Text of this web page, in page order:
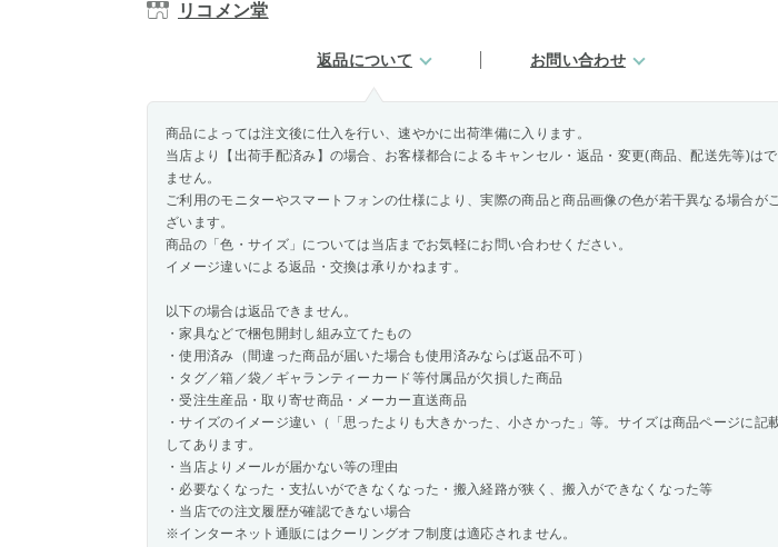
リコメン堂
返品について お問い合わせ
商品によっては注文後に仕入を行い、速やかに出荷準備に入ります。
当店より【出荷手配済み】の場合、お客様都合によるキャンセル・返品・変更(商品、配送先等)はで
ません。
ご利用のモニターやスマートフォンの仕様により、実際の商品と商品画像の色が若干異なる場合が
ざいます。
商品の「色・サイズ」については当店までお気軽にお問い合わせください。
イメージ違いによる返品・交換は承りかねます。
以下の場合は返品できません。
・家具などで梱包開封し組み立てたもの
・使用済み（間違った商品が届いた場合も使用済みならば返品不可）
・タグ／箱／袋／ギャランティーカード等付属品が欠損した商品
・受注生産品・取り寄せ商品・メーカー直送商品
・サイズのイメージ違い（「思ったよりも大きかった、小さかった」等。サイズは商品ページに記
してあります。
・当店よりメールが届かない等の理由
・必要なくなった・支払いができなくなった・搬入経路が狭く、搬入ができなくなった等
・当店での注文履歴が確認できない場合
※インターネット通販にはクーリングオフ制度は適応されません。